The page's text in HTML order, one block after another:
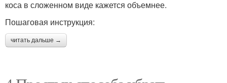
коса в сложенном виде кажется объемнее.
Пошаговая инструкция:
читать дальше →